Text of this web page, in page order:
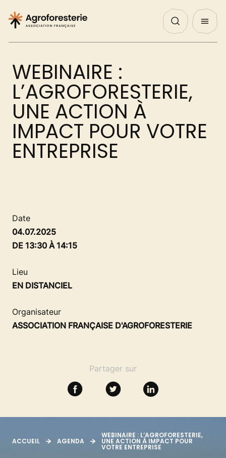
Nos Actualités English
QUI SOMMES NOUS ?
NOS ACTIONS
PROJETS
DÉCOUVRIR
SE FORMER
RESSOURCES
WEBINAIRE :
L’AGROFORESTERIE,
UNE ACTION À
IMPACT POUR VOTRE
ENTREPRISE
Date
04.07.2025
DE 13:30 À 14:15
Lieu
EN DISTANCIEL
Organisateur
ASSOCIATION FRANÇAISE D'AGROFORESTERIE
Partager sur
ACCUEIL AGENDA
WEBINAIRE : L’AGROFORESTERIE,
UNE ACTION À IMPACT POUR
VOTRE ENTREPRISE